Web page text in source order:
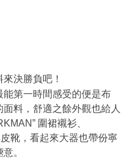
決勝負吧！
第一時間感受的便是布
料，舒適之餘外觀也給人
” 圍裙襯衫、
靴，看起來大器也帶份寧
。